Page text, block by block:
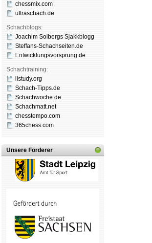
chessmix.com
ultraschach.de
Schachblogs:
Joachim Solbergs Sjakkblogg
Steffans-Schachseiten.de
Entwicklungsvorsprung.de
Schachtraining:
listudy.org
Schach-Tipps.de
Schachwoche.de
Schachmatt.net
chesstempo.com
365chess.com
Unsere Förderer